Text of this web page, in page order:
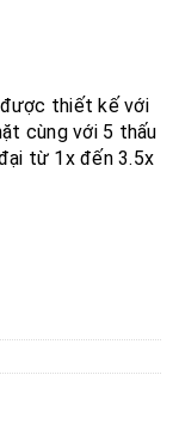
được thiết kế với
cùng với 5 thấu
từ 1x đến 3.5x